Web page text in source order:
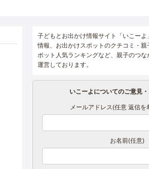
子どもとお出かけ情報サイト「いこー
情報、お出かけスポットのクチコミ・
ポット人気ランキングなど、親子のつな
運営しております。
いこーよについてのご意見
メールアドレス(任意 返信を
お名前(任意)